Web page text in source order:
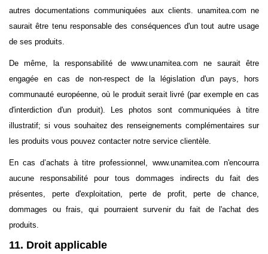
autres documentations communiquées aux clients. unamitea.com ne
saurait être tenu responsable des conséquences d'un tout autre usage
de ses produits.
De même, la responsabilité de www.unamitea.com ne saurait être
engagée en cas de non-respect de la législation d'un pays, hors
communauté européenne, où le produit serait livré (par exemple en cas
d'interdiction d'un produit). Les photos sont communiquées à titre
illustratif; si vous souhaitez des renseignements complémentaires sur
les produits vous pouvez contacter notre service clientèle.
En cas d’achats à titre professionnel, www.unamitea.com n'encourra
aucune responsabilité pour tous dommages indirects du fait des
présentes, perte d'exploitation, perte de profit, perte de chance,
dommages ou frais, qui pourraient survenir du fait de l'achat des
produits.
11. Droit applicable